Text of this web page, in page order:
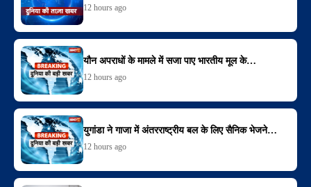
12 hours ago
यौन अपराधों के मामले में सजा पाए भारतीय मूल के…
12 hours ago
युगांडा ने गाजा में अंतरराष्ट्रीय बल के लिए सैनिक भेजने…
12 hours ago